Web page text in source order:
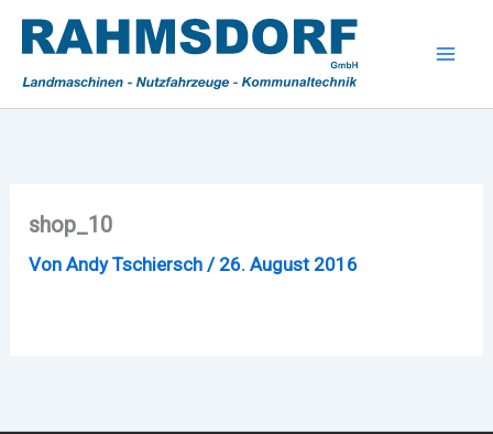
Zum
Inhalt
springen
shop_10
VonAndy Tschiersch/ 26. August 2016